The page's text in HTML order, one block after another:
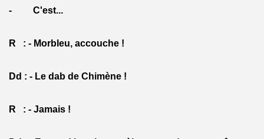
- C'est...
R : - Morbleu, accouche !
Dd : - Le dab de Chimène !
R : - Jamais !